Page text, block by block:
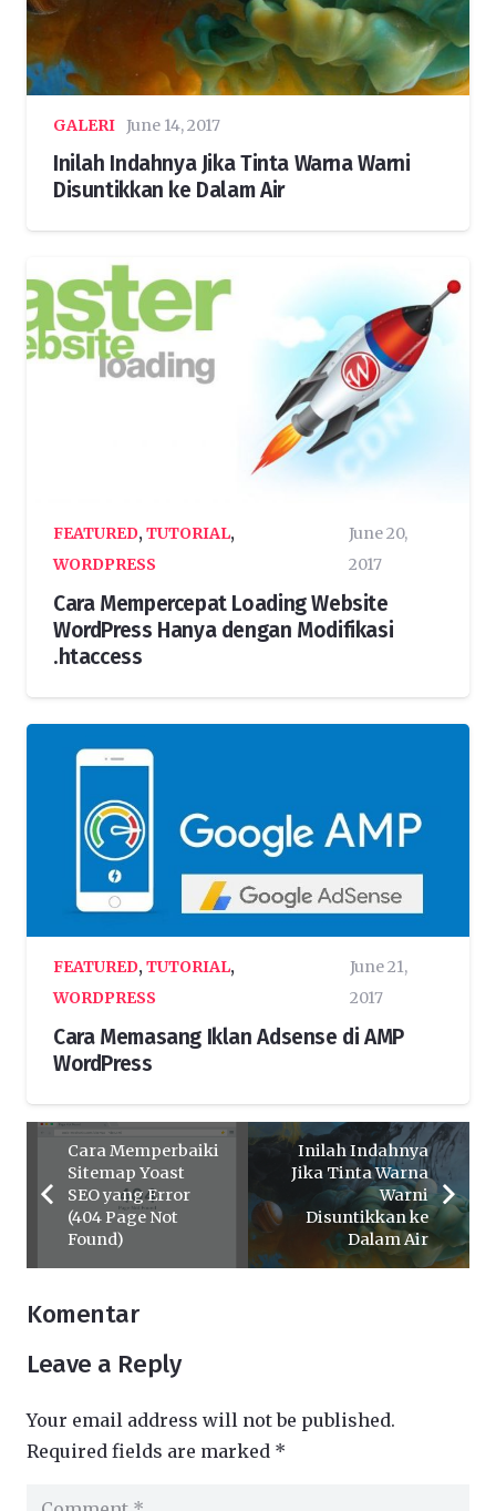
GALERI June 14, 2017
Inilah Indahnya Jika Tinta Warna Warni
Disuntikkan ke Dalam Air
FEATURED,TUTORIAL,
WORDPRESS
June 20,
2017
Cara Mempercepat Loading Website
WordPress Hanya dengan Modifikasi
.htaccess
FEATURED,TUTORIAL,
WORDPRESS
June 21,
2017
Cara Memasang Iklan Adsense di AMP
WordPress
Cara Memperbaiki
Sitemap Yoast
SEO yang Error
(404 Page Not
Found)
Inilah Indahnya
Jika Tinta Warna
Warni
Disuntikkan ke
Dalam Air
Komentar
Leave a Reply
Your email address will not be published.
Required fields are marked *